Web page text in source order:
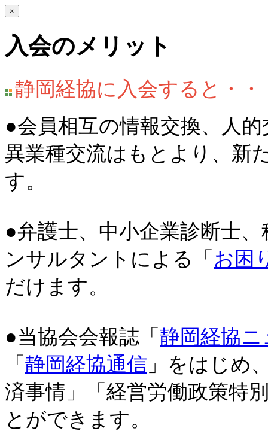
×
入会のメリット
静岡経協に入会すると・・
●会員相互の情報交換、人
異業種交流はもとより、新
す。
●弁護士、中小企業診断士
ンサルタントによる「 お困
だけます。
●当協会会報誌「 静岡経協ニ
「 静岡経協通信 」をはじめ
済事情」「経営労働政策特
とができます。